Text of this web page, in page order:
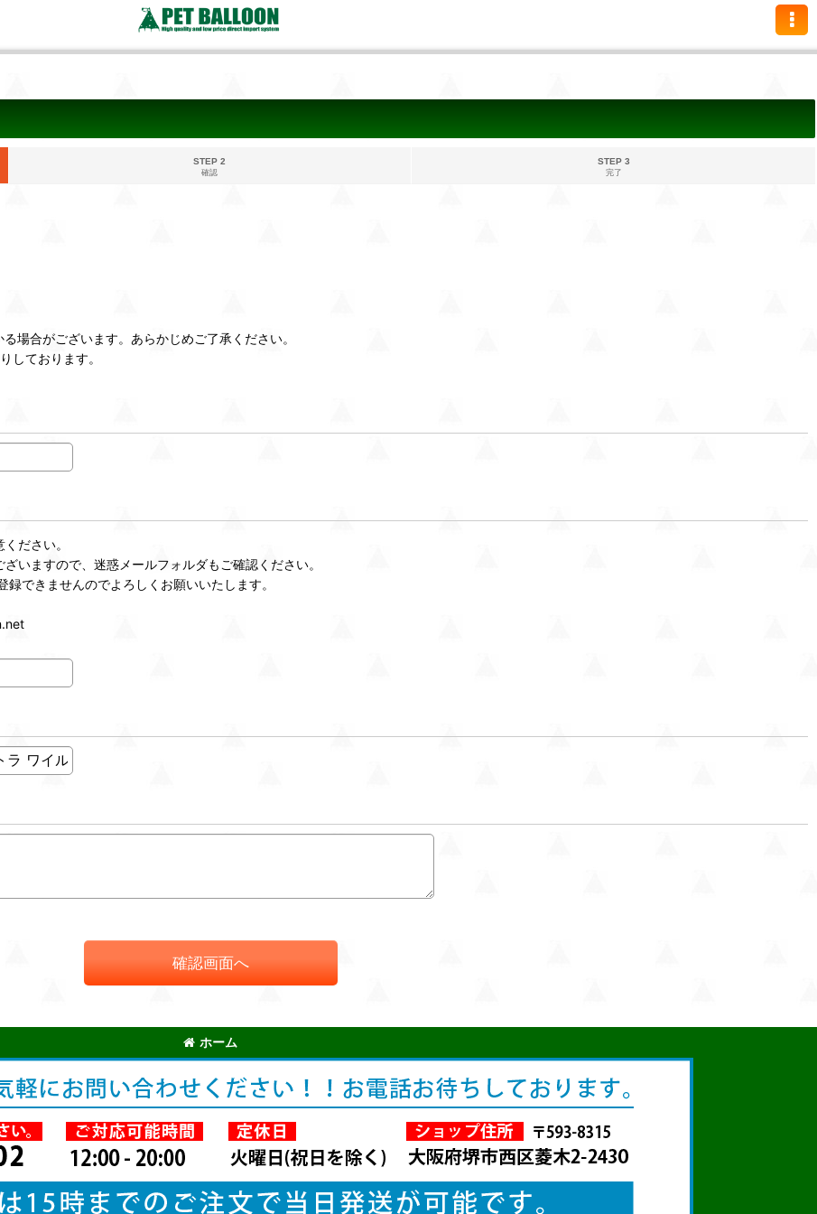
STEP 2
確認
STEP 3
完了
場合がございます。あらかじめご了承ください。
しております。
ださい。
いますので、迷惑メールフォルダもご確認ください。
できませんのでよろしくお願いいたします。
確認画面へ
ホーム